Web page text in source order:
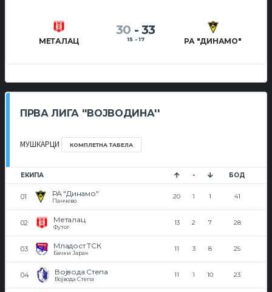
МЕТАЛАЦ
30 - 33
15 - 17 РА "ДИНАМО"
ПРВА ЛИГА ''ВОЈВОДИНА''
МУШКАРЦИ КОМПЛЕТНА ТАБЕЛА
ЕКИПА - БОД
РА "Динамо"
Панчево
20 1 1 41
Металац
Футог
13 2 7 28
Младост ТСК
Бачки Јарак
11 3 8 25
Војвода Степа
Војвода Степа
11 1 10 23